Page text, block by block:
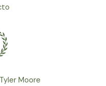
Moore